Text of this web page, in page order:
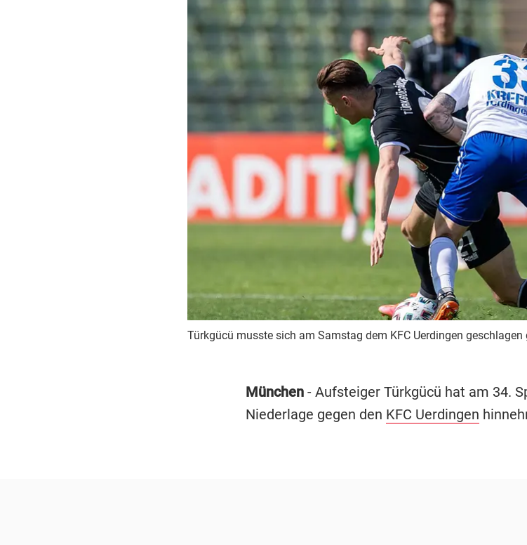
Türkgücü musste sich am Samstag dem KFC Uerdingen geschlagen
München- Aufsteiger Türkgücü hat am 34.
Niederlage gegen den KFC Uerdingen